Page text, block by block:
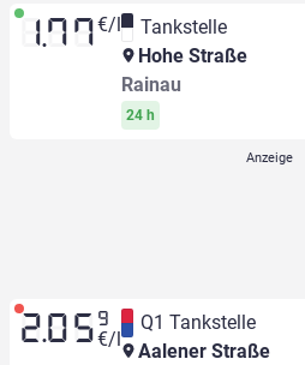
1.77 €/l
Tankstelle
Hohe Straße
Rainau
24 h
2.05 9
€/l
Q1 Tankstelle
Aalener Straße